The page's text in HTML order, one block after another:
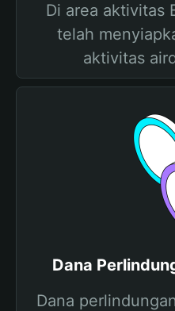
Di area aktivitas
telah
aktivitas
Dana
Dana